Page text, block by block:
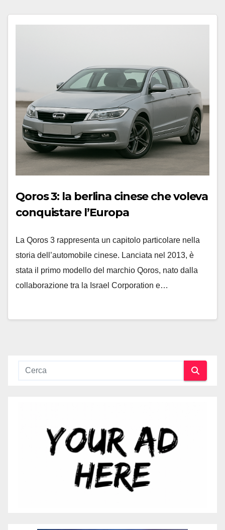
Qoros 3: la berlina cinese che voleva
conquistare l’Europa
La Qoros 3 rappresenta un capitolo particolare nella
storia dell’automobile cinese. Lanciata nel 2013, è
stata il primo modello del marchio Qoros, nato dalla
collaborazione tra la Israel Corporation e…